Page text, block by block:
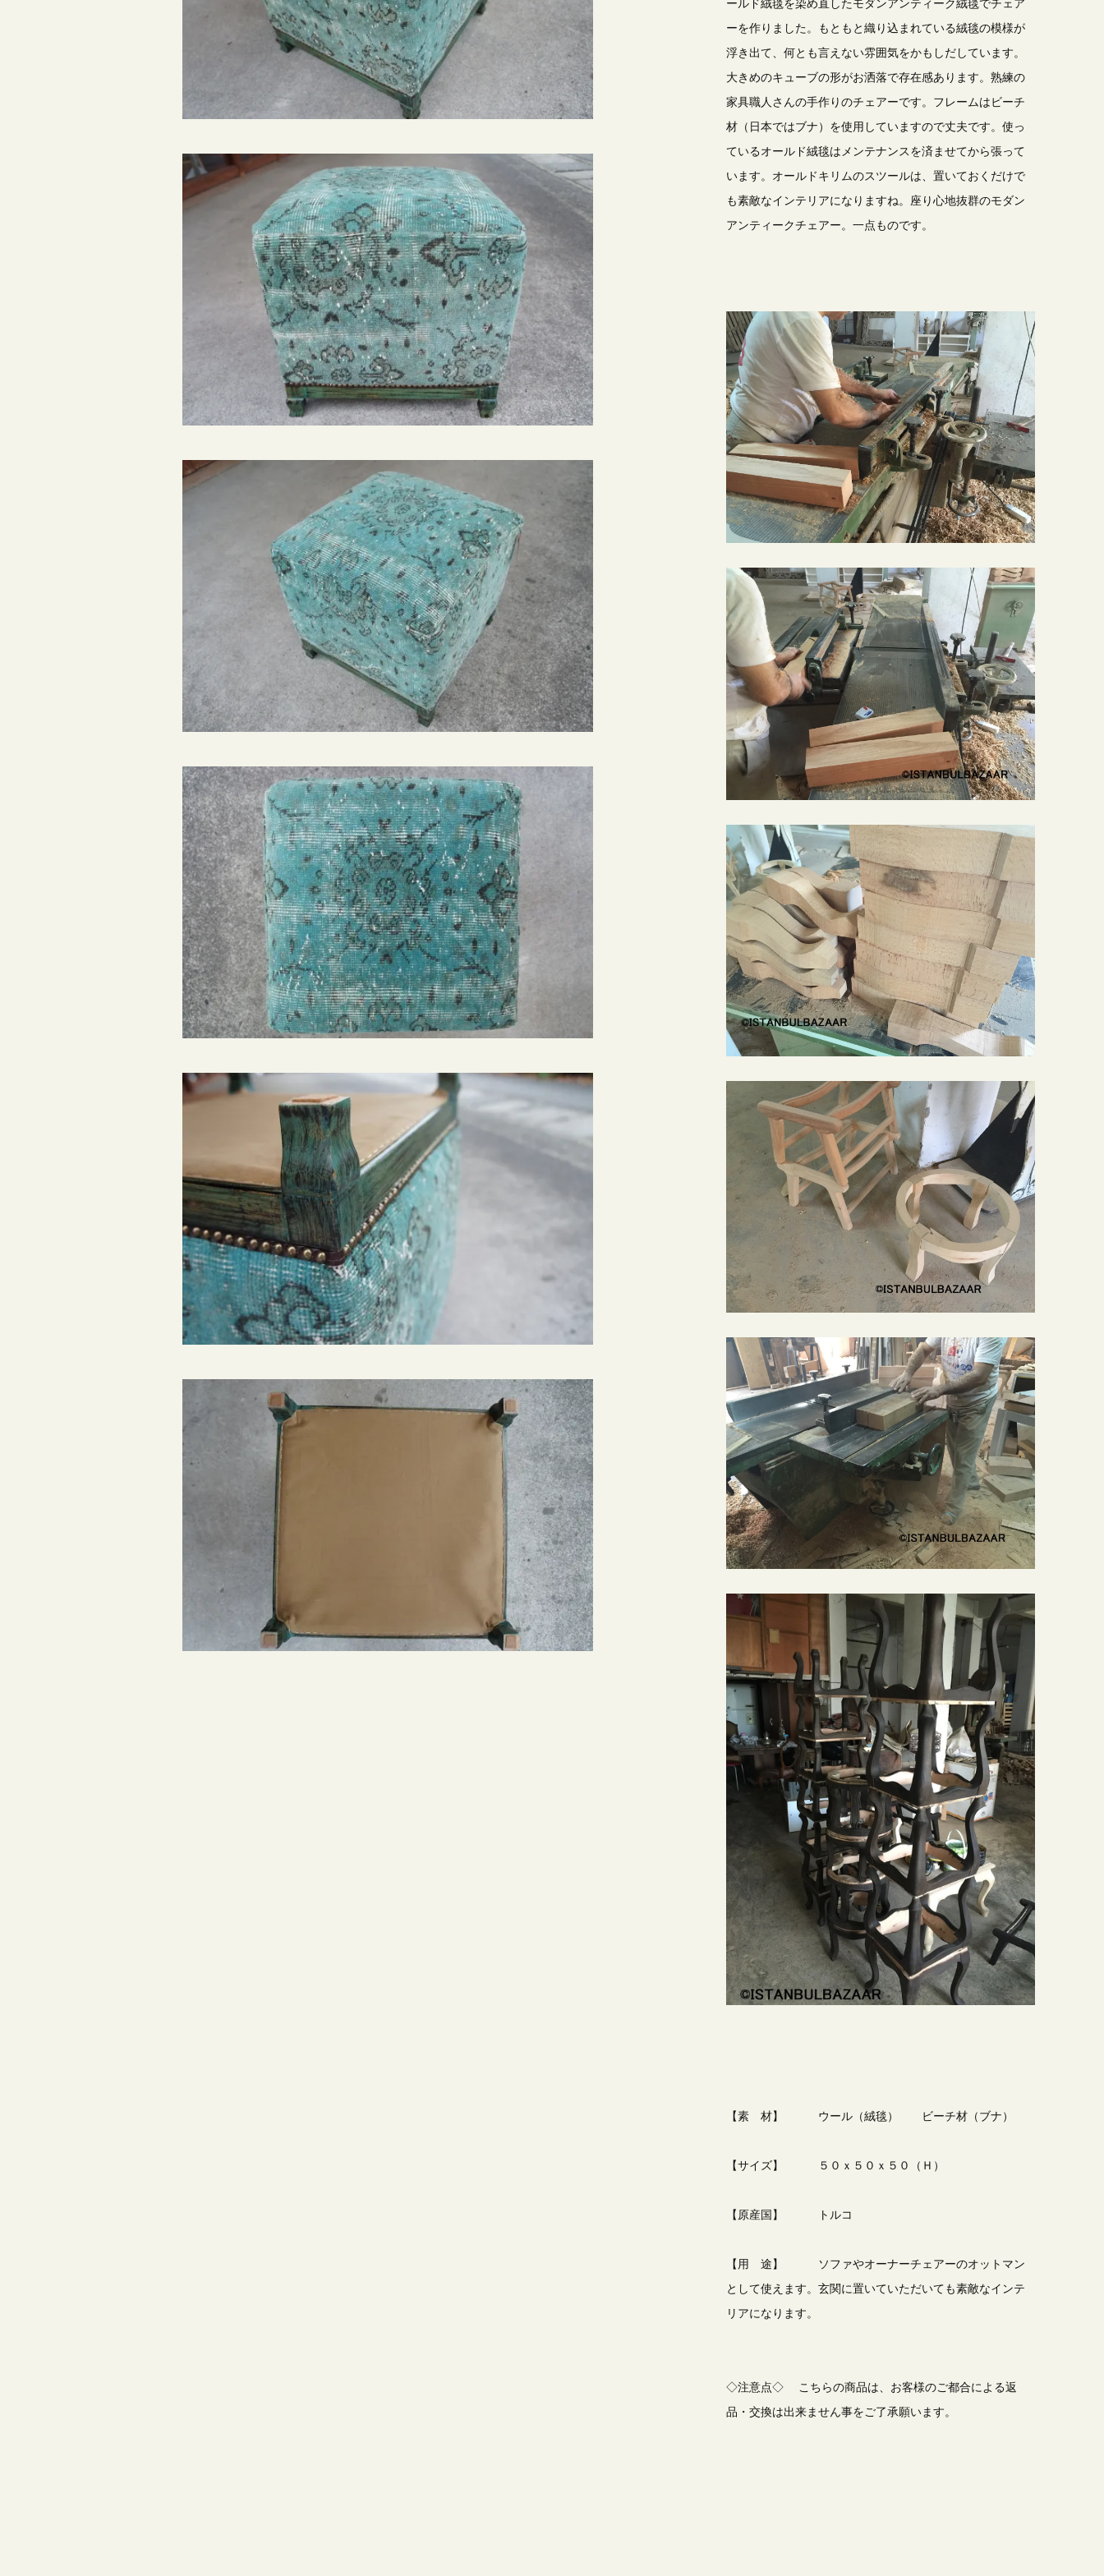
ールド絨毯を染め直したモダンアンティーク絨毯でチェア
ーを作りました。もともと織り込まれている絨毯の模様が
浮き出て、何とも言えない雰囲気をかもしだしています。
大きめのキューブの形がお洒落で存在感あります。熟練の
家具職人さんの手作りのチェアーです。フレームはビーチ
材（日本ではブナ）を使用していますので丈夫です。使っ
ているオールド絨毯はメンテナンスを済ませてから張って
います。オールドキリムのスツールは、置いておくだけで
も素敵なインテリアになりますね。座り心地抜群のモダン
アンティークチェアー。一点ものです。
【素 材】 ウール（絨毯） ビーチ材（ブナ）
【サイズ】 ５０ｘ５０ｘ５０（Ｈ）
【原産国】 トルコ
【用 途】 ソファやオーナーチェアーのオットマン
として使えます。玄関に置いていただいても素敵なインテ
リアになります。
◇注意点◇ こちらの商品は、お客様のご都合による返
品・交換は出来ません事をご了承願います。